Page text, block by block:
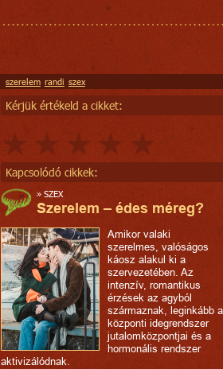
szerelem randi szex
Kérjük értékeld a cikket:
Kapcsolódó cikkek:
» SZEX
Szerelem – édes méreg?
Amikor valaki
szerelmes, valóságos
káosz alakul ki a
szervezetében. Az
intenzív, romantikus
érzések az agyból
származnak, leginkább a
központi idegrendszer
jutalomközpontjai és a
hormonális rendszer
aktivizálódnak.